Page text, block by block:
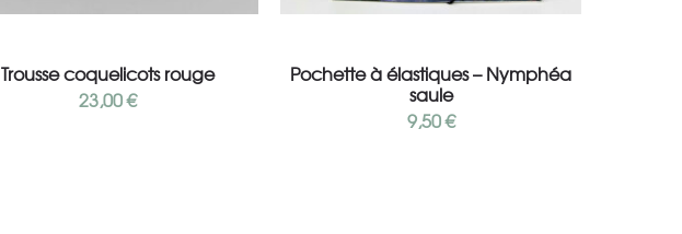
Trousse coquelicots rouge
23,00€
Pochette à élastiques – Nymphéa
saule
9,50€